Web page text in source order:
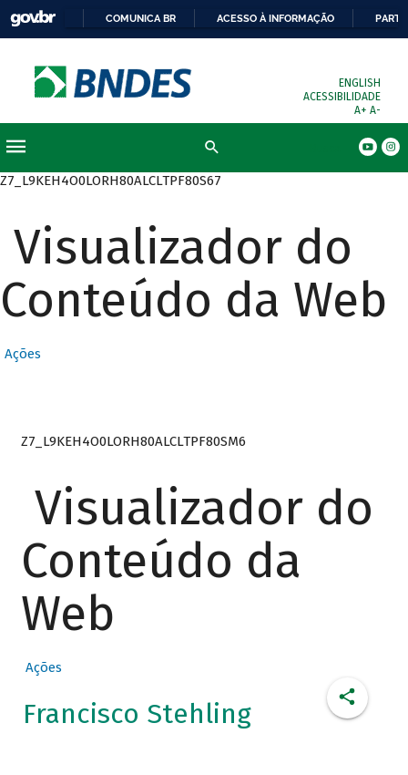
COMUNICA BR ACESSO À INFORMAÇÃO
ENGLISH
ACESSIBILIDADE
A+ A-
Z7_L9KEH4O0LORH80ALCLTPF80S67
Visualizador do
Conteúdo da Web
Ações
Z7_L9KEH4O0LORH80ALCLTPF80SM6
Visualizador do
Conteúdo da
Web
Ações
Francisco Stehling